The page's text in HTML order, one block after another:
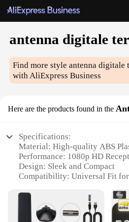
antenna digitale
Find more styleantenna digitale
with AliExpress Business
Here are the products found in the
Specifications:
Material: High-quality ABS
Performance: 1080p HD
Design: Sleek and Compact
Compatibility: Universal Fit
Required
Signal Strength: Enhanced